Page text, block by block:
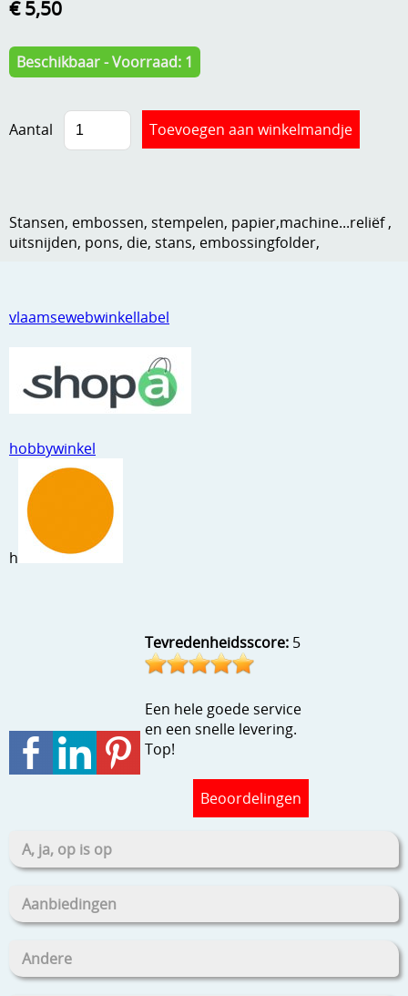
Handige extra's
Hout , MDF, kartonmateriaal, steen
Kleurmateriaal-tekenmateriaal
Kneedmateriaal
Leuke versieringen
Ponsen
Ribbelaar
Snijmaterialen
Speciaal papier
Stans machine en embossing machines
Stempels en zo
vlaamsewebwinkellabel
hobbywinkel
h
Tevredenheidsscore: 5
Een hele goede service
en een snelle levering.
Top!
Beoordelingen
A, ja, op is op
Aanbiedingen
Andere
€ 5,50
Beschikbaar - Voorraad: 1
Aantal
Stansen, embossen, stempelen, papier,machine...reliëf ,
uitsnijden, pons, die, stans, embossingfolder,